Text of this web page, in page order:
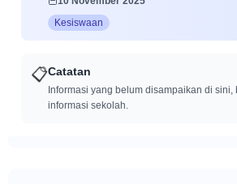
Kesiswaan
📋Catatan
Informasi yang belum disampaikan di
informasi sekolah.